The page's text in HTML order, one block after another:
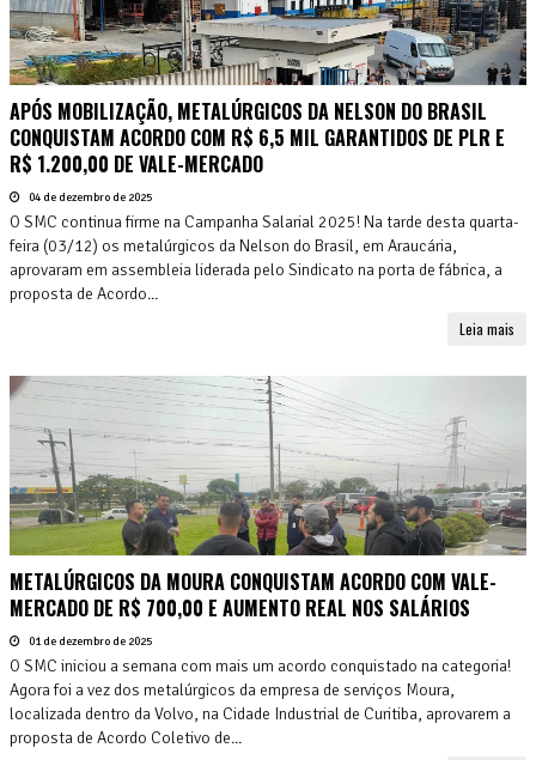
APÓS MOBILIZAÇÃO, METALÚRGICOS DA NELSON DO BRASIL
CONQUISTAM ACORDO COM R$ 6,5 MIL GARANTIDOS DE PLR E
R$ 1.200,00 DE VALE-MERCADO
04 de dezembro de 2025
O SMC continua firme na Campanha Salarial 2025! Na tarde desta quarta-
feira (03/12) os metalúrgicos da Nelson do Brasil, em Araucária,
aprovaram em assembleia liderada pelo Sindicato na porta de fábrica, a
proposta de Acordo...
Leia mais
METALÚRGICOS DA MOURA CONQUISTAM ACORDO COM VALE-
MERCADO DE R$ 700,00 E AUMENTO REAL NOS SALÁRIOS
01 de dezembro de 2025
O SMC iniciou a semana com mais um acordo conquistado na categoria!
Agora foi a vez dos metalúrgicos da empresa de serviços Moura,
localizada dentro da Volvo, na Cidade Industrial de Curitiba, aprovarem a
proposta de Acordo Coletivo de...